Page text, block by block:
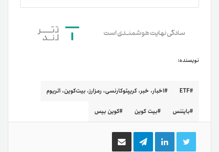
نویسنده:
ETF اخبار، خبر، کریپتوکارنسی، رمزارز، بیت‌کوین، اتریوم
بایننس بیت کوین کوین بیس
توییتر لینکدینتلگرام اشتراک